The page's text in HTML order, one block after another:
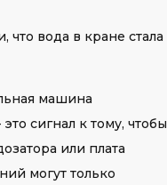
что вода в кране стала
машина
сигнал к тому, чтобы
или плата
могут только